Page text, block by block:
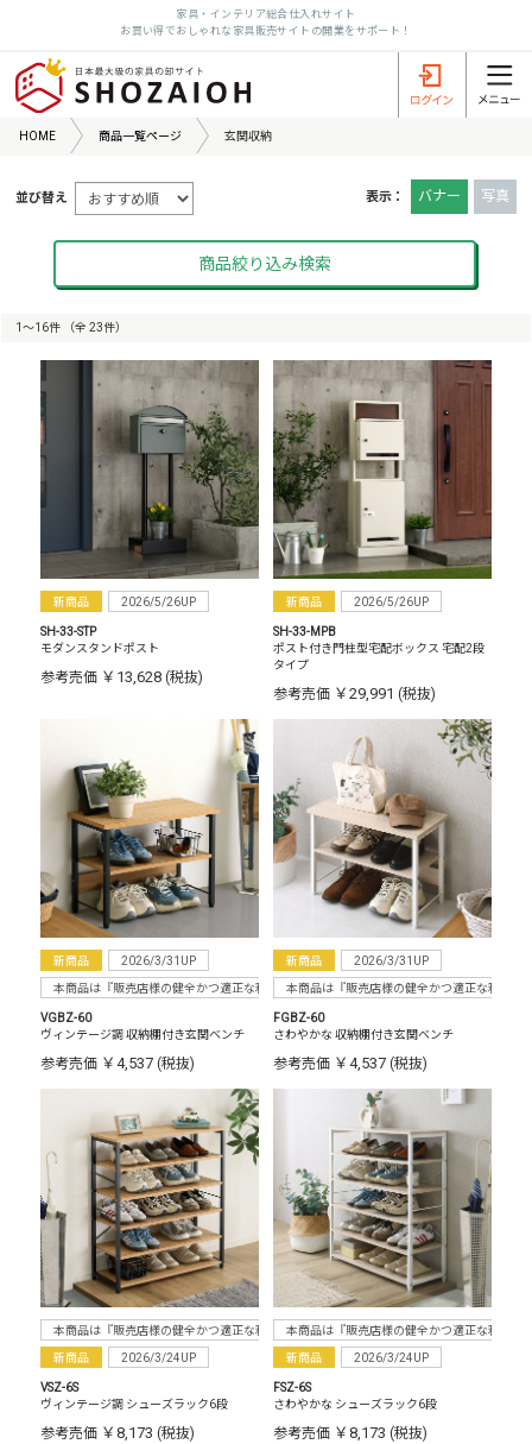
家具・インテリア総合仕入れサイト
お買い得でおしゃれな家具販売サイトの開業をサポート！
HOME 商品一覧ページ 玄関収納
表示： バナー 写真
並び替え
商品絞り込み検索
1〜16件 （全 23件）
新商品 2026/5/26UP
SH-33-STP
モダンスタンドポスト
参考売価 ￥13,628 (税抜)
新商品 2026/5/26UP
SH-33-MPB
ポスト付き門柱型宅配ボックス 宅配2段
タイプ
参考売価 ￥29,991 (税抜)
新商品 2026/3/31UP
本商品は『販売店様の健全かつ適正な利益確保のため指定価格制度に準拠した販売』をお
VGBZ-60
ヴィンテージ調 収納棚付き玄関ベンチ
参考売価 ￥4,537 (税抜)
新商品 2026/3/31UP
本商品は『販売店様の健全かつ適正な利益確
FGBZ-60
さわやかな 収納棚付き玄関ベンチ
参考売価 ￥4,537 (税抜)
本商品は『販売店様の健全かつ適正な利益確保のため指定価格制度に準拠した販売』をお
新商品 2026/3/24UP
VSZ-6S
ヴィンテージ調 シューズラック6段
参考売価 ￥8,173 (税抜)
本商品は『販売店様の健全かつ適正な利益確
新商品 2026/3/24UP
FSZ-6S
さわやかな シューズラック6段
参考売価 ￥8,173 (税抜)